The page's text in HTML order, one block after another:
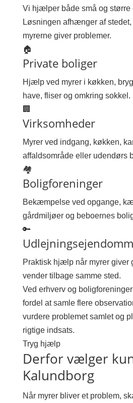
Vi hjælper både små og større
Løsningen afhænger af
myrerne giver problemer.
🏠
Private boliger
Hjælp ved myrer i køkken,
have, fliser og omkring sokkel.
🏢
Virksomheder
Myrer ved indgang, køkken,
affaldsområde eller udendørs
🏘
Boligforeninger
Bekæmpelse ved opgange,
gårdmiljøer og beboernes
🔑
Praktisk hjælp når myrer giver
vender tilbage samme sted.
Ved erhverv og
fordel at samle flere
vurdere problemet samlet og
rigtige indsats.
Tryg hjælp
Derfor vælger
Kalundborg
Når myrer bliver et problem,